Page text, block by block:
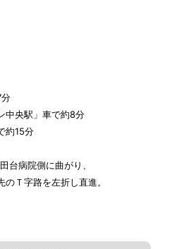
中央駅」車で約8分
約15分
台病院側に曲がり、
Ｔ字路を左折し直進。